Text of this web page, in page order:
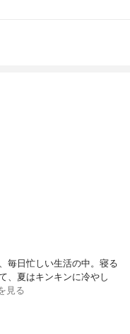
毎日忙しい生活の中。寝る
、夏はキンキンに冷やし
見る